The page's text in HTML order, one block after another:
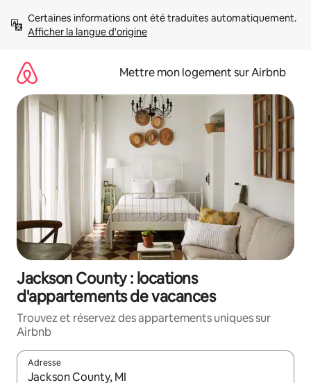
directement
Afficher la langue d'origine
Mettre mon logement sur Airbnb
Jackson County : locations
d'appartements de vacances
Trouvez et réservez des appartements uniques sur
Airbnb
Adresse
Lorsque les résultats s'affichent, utilisez les flèches vers le